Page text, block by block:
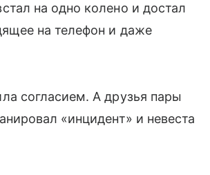
на одно колено и достал
на телефон и даже
согласием. А друзья пары
«инцидент» и невеста